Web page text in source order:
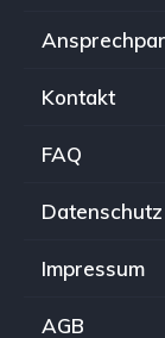
Kontakt
FAQ
Datenschutz
Impressum
AGB